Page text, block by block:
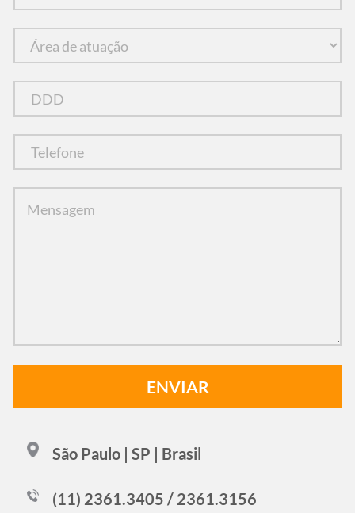
São Paulo | SP | Brasil
(11) 2361.3405 / 2361.3156